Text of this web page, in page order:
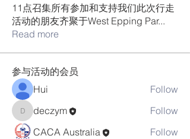
11点召集所有参加和支持我们此次行走
活动的朋友齐聚于West Epping Par...
Read more
参与活动的会员
Hui Follow
deczymdeczym
Follow
CACA Australia
Follow